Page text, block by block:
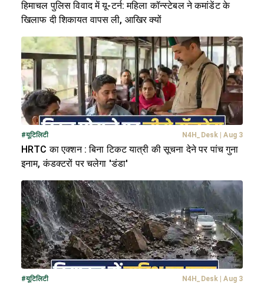
हिमाचल पुलिस विवाद में यू-टर्न: महिला कॉन्स्टेबल ने कमांडेंट के
खिलाफ दी शिकायत वापस ली, आखिर क्यों
#यूटिलिटी N4H_Desk Aug 3
HRTC का एक्शन : बिना टिकट यात्री की सूचना देने पर पांच गुना
इनाम, कंडक्टरों पर चलेगा 'डंडा'
#यूटिलिटी N4H_Desk Aug 3